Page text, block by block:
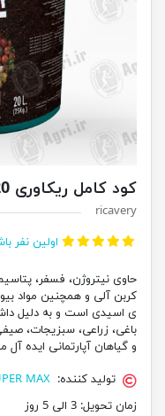
کود کامل ریکاوری 20 لیتر
ricavery
اولین نفر
حاوی نیتروژن، فسفر،
ی اسیدی است و به دلیل
باغی، زراعی، سبزیجات،
و گیاهان آپارتمانی ایده آل
تولید کننده: MAX
زمان تحویل: 3 الی 5 روز